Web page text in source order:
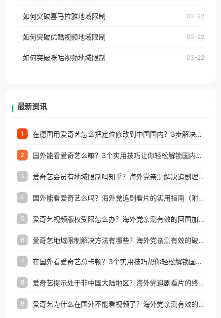
台湾、美国、加拿大、澳大利亚、欧洲等国家和地区
权限制所困扰。
国、加拿大、澳大利亚、欧洲等国家和地区时，网易
制问题，且仅能在中国大陆地区播放。 遇到这个问题
户收听网易云音乐地区版权限制」的问题，无论人在
如何突破喜马拉雅地域限制 03-22
如何突破优酷视频地域限制 03-22
如何突破咪咕视频地域限制 03-22
最新资讯
1 在德国用爱奇艺怎么把定位修改到中国国内？3步解决+2个实用场景分享
2 国外能看爱奇艺么嘛？3个实用技巧让你轻松解锁国内影视（附越南华数TV定位修改+网易云海外收费解析）
3 爱奇艺会员有地域限制吗知乎？海外党亲测解决追剧理财双难题的加速器攻略
4 国外能看爱奇艺么吗？海外党追剧看片的实用指南（附避坑技巧）
5 爱奇艺视频版权受限怎么办？海外党亲测有效的回国加速器选择指南
6 爱奇艺地域限制解决方法有哪些？海外党亲测有效的破界指南
7 在国外看爱奇艺总卡顿？3个实用技巧帮你轻松解锁国内影音与生活服务
8 爱奇艺提示处于非中国大陆地区？海外党追剧看片的终极解决方案来了
9 爱奇艺为什么在国外不能看视频了？海外党亲测有效的回国加速方案来了